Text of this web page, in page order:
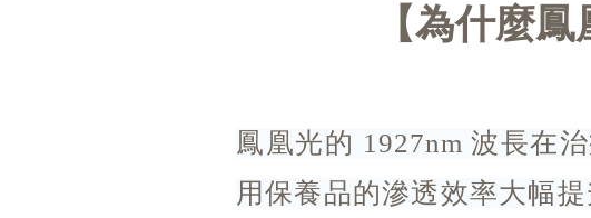
為什麼鳳
鳳凰光的 1927nm 波長在
用保養品的滲透效率大幅